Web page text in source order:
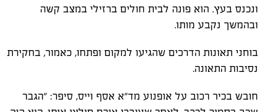
ונכנס בעץ. הוא פונה לבית חולים ברזילי במצב קשה
ובהמשך נקבע מותו.
בוחני תאונות הדרכים שהגיעו למקום ופתחו, כאמור, בחקירת
נסיבות התאונה.
חובש בכיר רכוב על אופנוע מד"א אסף וייס, סיפר: "הגבר